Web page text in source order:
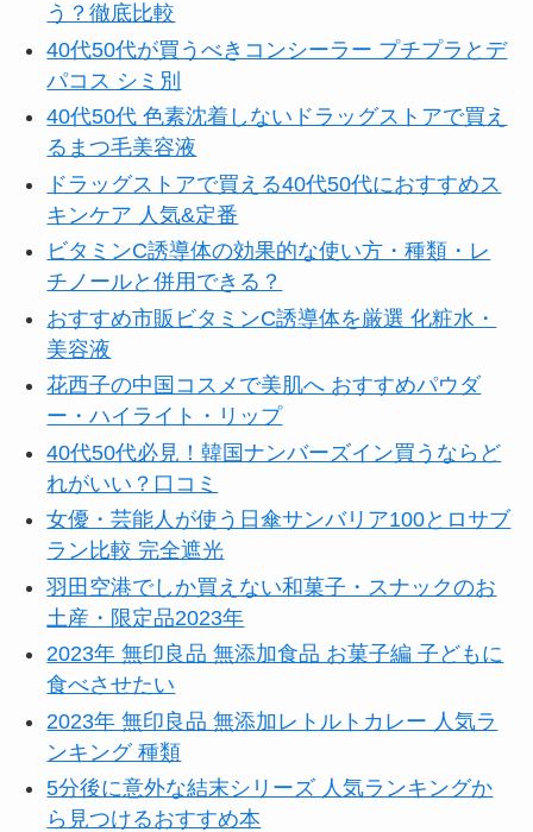
う？徹底比較
40代50代が買うべきコンシーラー プチプラとデ
パコス シミ別
40代50代 色素沈着しないドラッグストアで買え
るまつ毛美容液
ドラッグストアで買える40代50代におすすめス
キンケア 人気&定番
ビタミンC誘導体の効果的な使い方・種類・レ
チノールと併用できる？
おすすめ市販ビタミンC誘導体を厳選 化粧水・
美容液
花西子の中国コスメで美肌へ おすすめパウダ
ー・ハイライト・リップ
40代50代必見！韓国ナンバーズイン買うならど
れがいい？口コミ
女優・芸能人が使う日傘サンバリア100とロサブ
ラン比較 完全遮光
羽田空港でしか買えない和菓子・スナックのお
土産・限定品2023年
2023年 無印良品 無添加食品 お菓子編 子どもに
食べさせたい
2023年 無印良品 無添加レトルトカレー 人気ラ
ンキング 種類
5分後に意外な結末シリーズ 人気ランキングか
ら見つけるおすすめ本